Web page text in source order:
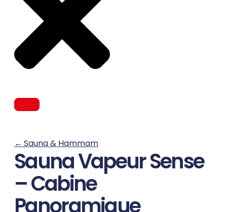
← Sauna & Hammam
Sauna Vapeur Sense
– Cabine
Panoramique